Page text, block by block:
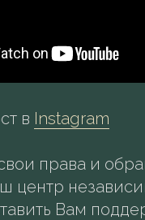
в Instagram
права и
центр
Вам